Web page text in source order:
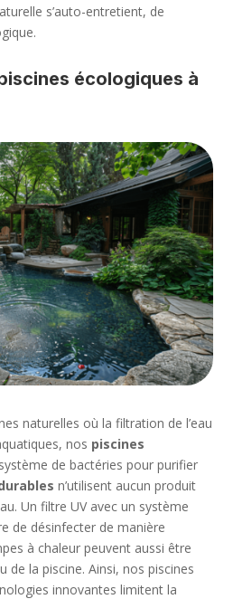
s’auto-entretient, de
écologiques à
naturelles où la filtration de l’eau
nos piscines
de bactéries pour purifier
n’utilisent aucun produit
Un filtre UV avec un système
de désinfecter de manière
à chaleur peuvent aussi être
de la piscine. Ainsi, nos piscines
innovantes limitent la